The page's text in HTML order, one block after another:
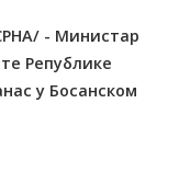
- Министар
Републике
у Босанском